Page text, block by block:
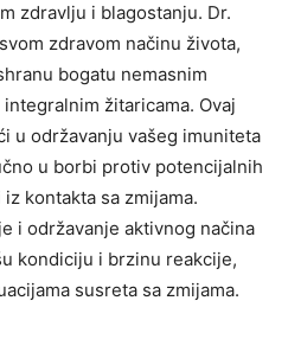
zdravlju i blagostanju. Dr.
zdravom načinu života,
bogatu nemasnim
žitaricama. Ovaj
u održavanju vašeg imuniteta
u borbi protiv potencijalnih
kontakta sa zmijama.
i održavanje aktivnog načina
kondiciju i brzinu reakcije,
susreta sa zmijama.